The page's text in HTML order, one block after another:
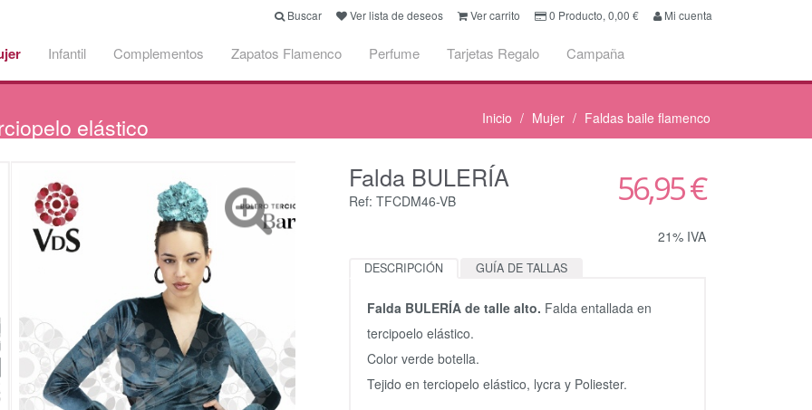
Buscar Ver lista de deseos Ver carrito 0 Producto, 0,00 € Mi cuenta
Infantil Complementos Zapatos Flamenco Perfume Tarjetas Regalo Campaña
elástico Inicio Mujer Faldas baile flamenco
Falda BULERÍA
Ref: TFCDM46-VB 56,95 €
21% IVA
DESCRIPCIÓN GUÍA DE TALLAS
Falda BULERÍA de talle alto. Falda entallada en
tercipoelo elástico.
Color verde botella.
Tejido en terciopelo elástico, lycra y Poliester.